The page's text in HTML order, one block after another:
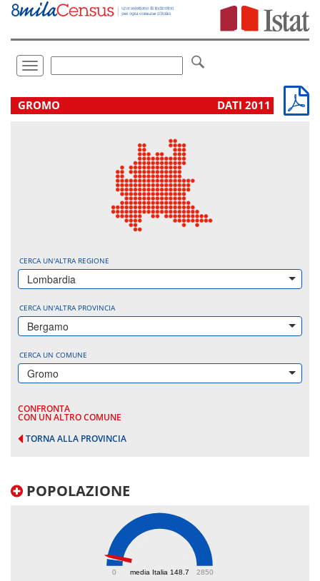
Vai
direttamente
Toggle
navigation
.
GROMO DATI 2011
CERCA UN'ALTRA REGIONE
Lombardia
CERCA UN'ALTRA PROVINCIA
Bergamo
CERCA UN COMUNE
Gromo
CONFRONTA
CON UN ALTRO COMUNE
TORNA ALLA PROVINCIA
POPOLAZIONE
media Italia 148.7
0 2850